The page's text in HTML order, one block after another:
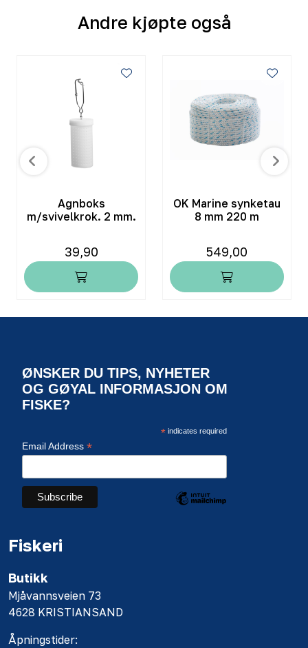
Andre kjøpte også
Agnboks
m/svivelkrok. 2 mm.
39,90
OK Marine synketau
8 mm 220 m
549,00
ØNSKER DU TIPS, NYHETER
OG GØYAL INFORMASJON OM
FISKE?
*indicates required
Email Address *
Fiskeri
Butikk
Mjåvannsveien 73
4628 KRISTIANSAND
Åpningstider: